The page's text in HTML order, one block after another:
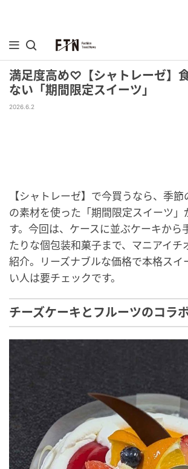
満足度高め♡【シャトレーゼ】
ない「期間限定スイーツ」
2026.6.2
【シャトレーゼ】で今買うなら、季
の素材を使った「期間限定スイーツ」
す。今回は、ケースに並ぶケーキから
たりな個包装和菓子まで、マニアイチ
紹介。リーズナブルな価格で本格スイ
い人は要チェックです。
チーズケーキとフルーツのコラ